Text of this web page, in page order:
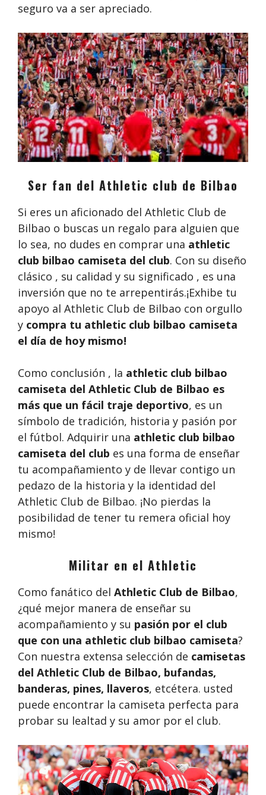
seguro va a ser apreciado.
Ser fan del Athletic club de Bilbao
Si eres un aficionado del Athletic Club de
Bilbao o buscas un regalo para alguien que
lo sea, no dudes en comprar una athletic
club bilbao camiseta del club. Con su diseño
clásico , su calidad y su significado , es una
inversión que no te arrepentirás.¡Exhibe tu
apoyo al Athletic Club de Bilbao con orgullo
y compra tu athletic club bilbao camiseta
el día de hoy mismo!
Como conclusión , la athletic club bilbao
camiseta del Athletic Club de Bilbao es
más que un fácil traje deportivo, es un
símbolo de tradición, historia y pasión por
el fútbol. Adquirir una athletic club bilbao
camiseta del club es una forma de enseñar
tu acompañamiento y de llevar contigo un
pedazo de la historia y la identidad del
Athletic Club de Bilbao. ¡No pierdas la
posibilidad de tener tu remera oficial hoy
mismo!
Militar en el Athletic
Como fanático del Athletic Club de Bilbao,
¿qué mejor manera de enseñar su
acompañamiento y su pasión por el club
que con una athletic club bilbao camiseta?
Con nuestra extensa selección de camisetas
del Athletic Club de Bilbao, bufandas,
banderas, pines, llaveros, etcétera. usted
puede encontrar la camiseta perfecta para
probar su lealtad y su amor por el club.